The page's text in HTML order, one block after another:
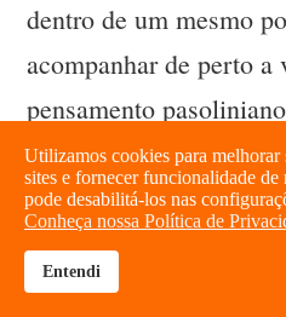
dentro de um mesmo
acompanhar de perto a
pensamento
fintas, não é tarefa das
uma imagem
tanto gostava, muitas
de voltar várias vezes o
brightness_high
Utilizamos cookies para melhorar
sites e fornecer funcionalidade de
pode desabilitá-los nas
Conheça nossa Política de
Entendi